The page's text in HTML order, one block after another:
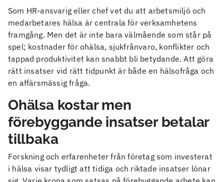
Som HR-ansvarig eller chef vet du att arbetsmiljö och
medarbetares hälsa är centrala för verksamhetens
framgång. Men det är inte bara välmående som står på
spel; kostnader för ohälsa, sjukfrånvaro, konflikter och
tappad produktivitet kan snabbt bli betydande. Att göra
rätt insatser vid rätt tidpunkt är både en hälsofråga och
en affärsmässig fråga.
Ohälsa kostar men
förebyggande insatser betalar
tillbaka
Forskning och erfarenheter från företag som investerat
i hälsa visar tydligt att tidiga och riktade insatser lönar